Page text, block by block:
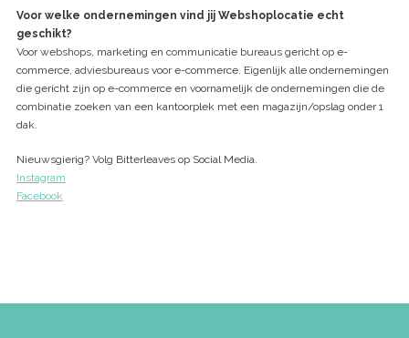
Voor welke ondernemingen vind jij Webshoplocatie echt
geschikt?
Voor webshops, marketing en communicatie bureaus gericht op e-
commerce, adviesbureaus voor e-commerce. Eigenlijk alle ondernemingen
die gericht zijn op e-commerce en voornamelijk de ondernemingen die de
combinatie zoeken van een kantoorplek met een magazijn/opslag onder 1
dak.
Nieuwsgierig? Volg Bitterleaves op Social Media.
Instagram
Facebook